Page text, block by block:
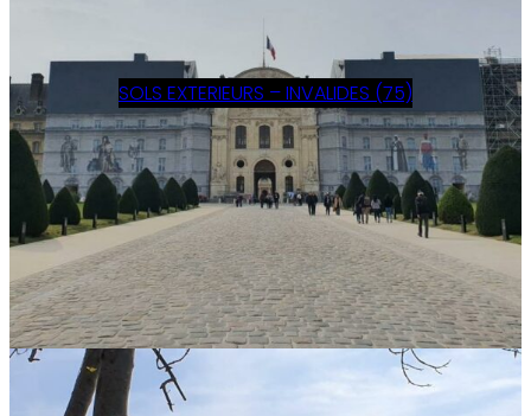
SOLS EXTERIEURS – INVALIDES (75)